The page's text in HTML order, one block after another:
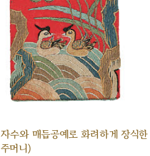
자수와 매듭공예로 화려하게 장식
주머니)